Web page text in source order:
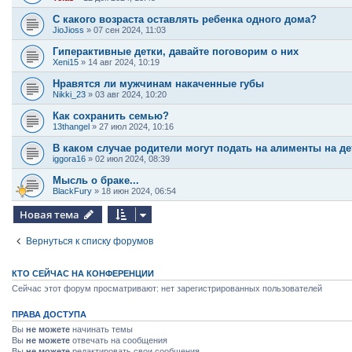
С какого возраста оставлять ребенка одного дома?
JioJioss » 07 сен 2024, 11:03
Гиперактивные детки, давайте поговорим о них
Xeni15 » 14 авг 2024, 10:19
Нравятся ли мужчинам накаченные губы
Nikki_23 » 03 авг 2024, 10:20
Как сохранить семью?
13thangel » 27 июл 2024, 10:16
В каком случае родители могут подать на алименты на
iggora16 » 02 июл 2024, 08:39
Мысль о браке...
BlackFury » 18 июн 2024, 06:54
Новая тема
Вернуться к списку форумов
КТО СЕЙЧАС НА КОНФЕРЕНЦИИ
Сейчас этот форум просматривают: нет зарегистрированных пользователей
ПРАВА ДОСТУПА
Вы не можете начинать темы
Вы не можете отвечать на сообщения